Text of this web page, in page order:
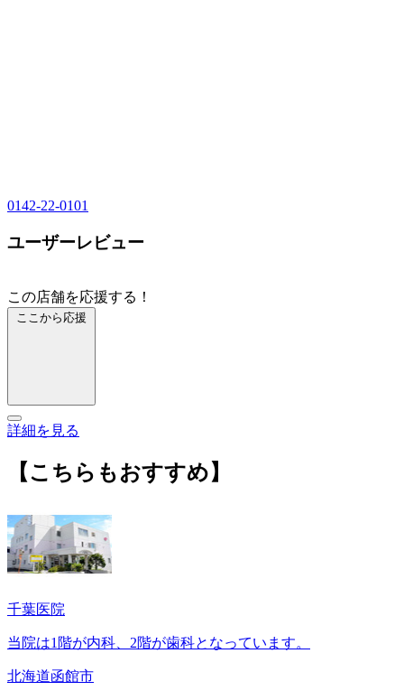
0142-22-0101
ユーザーレビュー
この店舗を応援する！
ここから応援
詳細を見る
【こちらもおすすめ】
千葉医院
当院は1階が内科、2階が歯科となっています。
北海道函館市